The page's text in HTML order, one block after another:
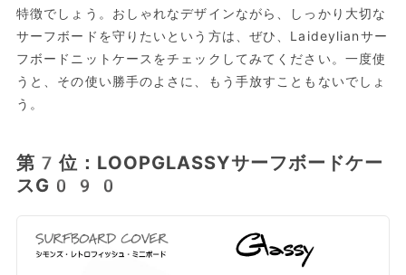
特徴でしょう。おしゃれなデザインながら、しっかり大切な
サーフボードを守りたいという方は、ぜひ、Laideylianサー
フボードニットケースをチェックしてみてください。一度使
うと、その使い勝手のよさに、もう手放すこともないでしょ
う。
第7位：LOOPGLASSYサーフボードケー
ス‎G090